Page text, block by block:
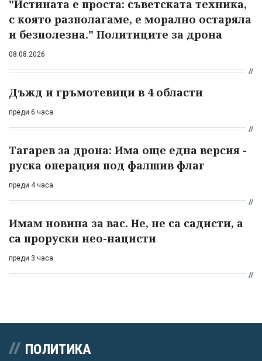
"Истината е проста: съветската техника,
с която разполагаме, е морално остаряла
и безполезна." Политиците за дрона
08.08.2026
Дъжд и гръмотевици в 4 области
преди 6 часа
Тагарев за дрона: Има още една версия -
руска операция под фалшив флаг
преди 4 часа
Имам новина за вас. Не, не са садисти, а
са проруски нео-нацисти
преди 3 часа
ПОЛИТИКА